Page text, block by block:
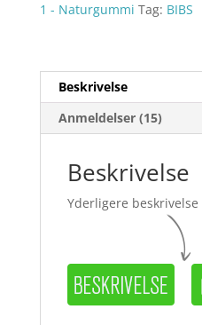
1 - Naturgummi Tag: BIBS
Beskrivelse
Anmeldelser (15)
Beskrivelse
Yderligere